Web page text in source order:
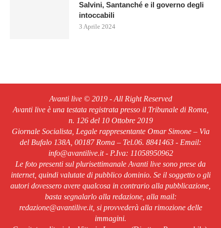
Salvini, Santanché e il governo degli
intoccabili
3 Aprile 2024
Avanti live © 2019 - All Right Reserved
Avanti live è una testata registrata presso il Tribunale di Roma,
n. 126 del 10 Ottobre 2019
Giornale Socialista, Legale rappresentante Omar Simone – Via
del Bufalo 138A, 00187 Roma – Tel.06. 8841463 - Email:
info@avantilive.it - P.Iva: 11058950962
Le foto presenti sul plurisettimanale Avanti live sono prese da
internet, quindi valutate di pubblico dominio. Se il soggetto o gli
autori dovessero avere qualcosa in contrario alla pubblicazione,
basta segnalarlo alla redazione, alla mail:
redazione@avantilive.it, si provvederà alla rimozione delle
immagini.